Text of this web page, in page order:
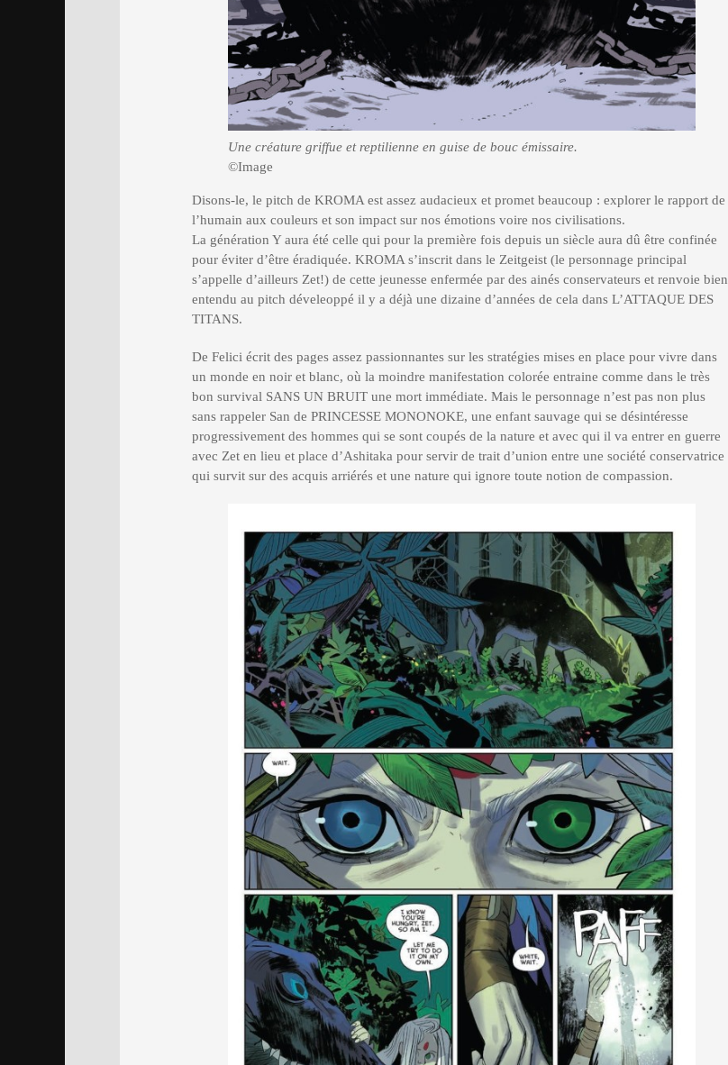
Une créature griffue et reptilienne en guise de bouc émissaire.
©Image
Disons-le, le pitch de KROMA est assez audacieux et promet beaucoup : explorer le rapport de
l’humain aux couleurs et son impact sur nos émotions voire nos civilisations.
La génération Y aura été celle qui pour la première fois depuis un siècle aura dû être confinée
pour éviter d’être éradiquée. KROMA s’inscrit dans le Zeitgeist (le personnage principal
s’appelle d’ailleurs Zet!) de cette jeunesse enfermée par des ainés conservateurs et renvoie bien
entendu au pitch déveleoppé il y a déjà une dizaine d’années de cela dans L’ATTAQUE DES
TITANS.
De Felici écrit des pages assez passionnantes sur les stratégies mises en place pour vivre dans
un monde en noir et blanc, où la moindre manifestation colorée entraine comme dans le très
bon survival SANS UN BRUIT une mort immédiate. Mais le personnage n’est pas non plus
sans rappeler San de PRINCESSE MONONOKE, une enfant sauvage qui se désintéresse
progressivement des hommes qui se sont coupés de la nature et avec qui il va entrer en guerre
avec Zet en lieu et place d’Ashitaka pour servir de trait d’union entre une société conservatrice
qui survit sur des acquis arriérés et une nature qui ignore toute notion de compassion.